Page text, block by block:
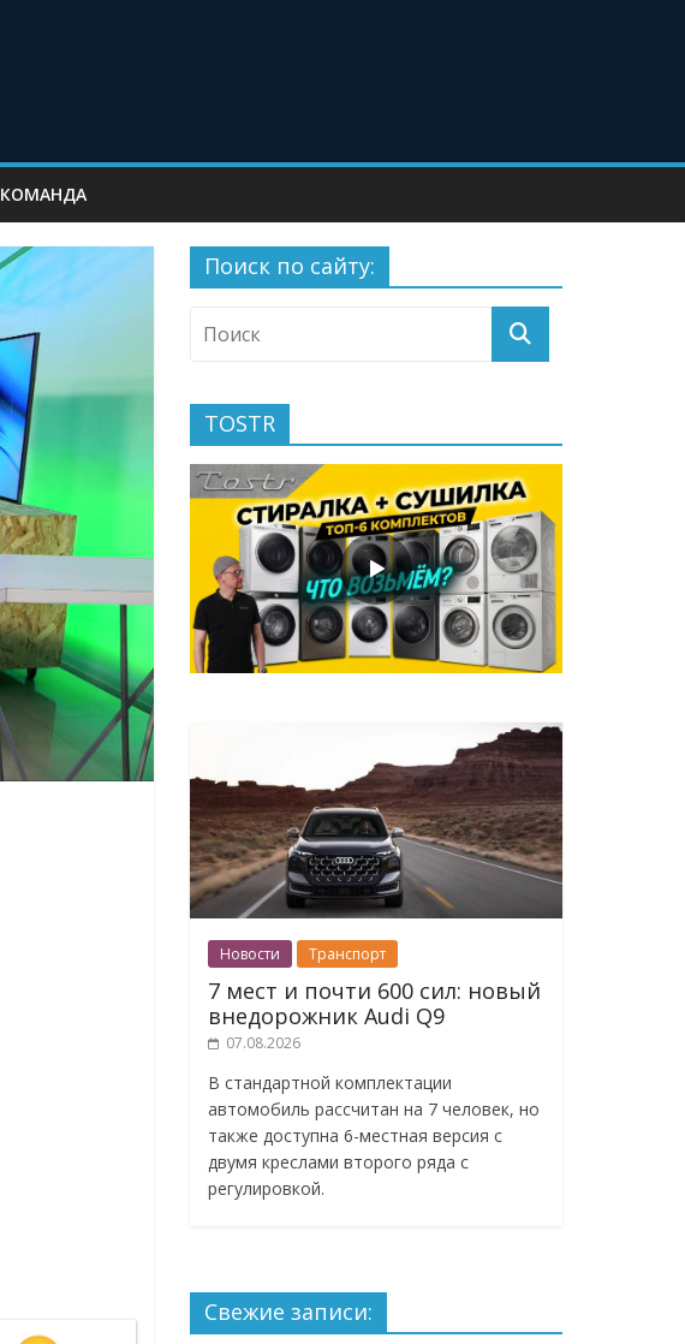
КОМАНДА
Поиск по сайту:
TOSTR
Новости Транспорт
7 мест и почти 600 сил: новый
внедорожник Audi Q9
07.08.2026
В стандартной комплектации
автомобиль рассчитан на 7 человек, но
также доступна 6-местная версия с
двумя креслами второго ряда с
регулировкой.
Свежие записи: